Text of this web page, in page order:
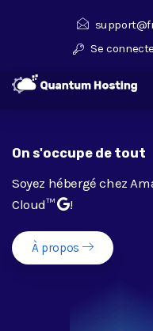
Se
On s'occupe de tout
Soyez hébergé chez
Cloud™
!
À propos